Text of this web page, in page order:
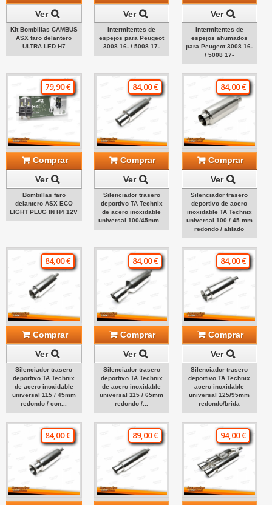
Ver
Kit Bombillas CAMBUS
ASX faro delantero
ULTRA LED H7
Ver
Intermitentes de
espejos para Peugeot
3008 16- / 5008 17-
Ver
Intermitentes de
espejos ahumados
para Peugeot 3008 16-
/ 5008 17-
79,90 €
Comprar
Ver
Bombillas faro
delantero ASX ECO
LIGHT PLUG IN H4 12V
84,00 €
Comprar
Ver
Silenciador trasero
deportivo TA Technix
de acero inoxidable
universal 100/45mm...
84,00 €
Comprar
Ver
Silenciador trasero
deportivo de acero
inoxidable TA Technix
universal 100 / 45 mm
redondo / afilado
84,00 €
Comprar
Ver
Silenciador trasero
deportivo TA Technix
de acero inoxidable
universal 115 / 45mm
redondo / con...
84,00 €
Comprar
Ver
Silenciador trasero
deportivo TA Technix
de acero inoxidable
universal 115 / 65mm
redondo /...
84,00 €
Comprar
Ver
Silenciador trasero
deportivo TA Technix
acero inoxidable
universal 125/95mm
redondo/brida
84,00 € 89,00 € 94,00 €